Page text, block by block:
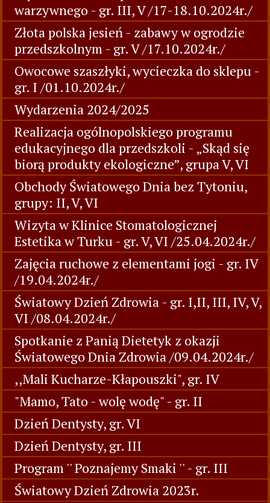
warzywnego - gr. III, V /17-18.10.2024r./
Złota polska jesień - zabawy w ogrodzie
przedszkolnym - gr. V /17.10.2024r./
Owocowe szaszłyki, wycieczka do sklepu -
gr. I /01.10.2024r./
Wydarzenia 2024/2025
Realizacja ogólnopolskiego programu
edukacyjnego dla przedszkoli - „Skąd się
biorą produkty ekologiczne”, grupa V, VI
Obchody Światowego Dnia bez Tytoniu,
grupy: II, V, VI
Wizyta w Klinice Stomatologicznej
Estetika w Turku - gr. V, VI /25.04.2024r./
Zajęcia ruchowe z elementami jogi - gr. IV
/19.04.2024r./
Światowy Dzień Zdrowia - gr. I,II, III, IV, V,
VI /08.04.2024r./
Spotkanie z Panią Dietetyk z okazji
Światowego Dnia Zdrowia /09.04.2024r./
,,Mali Kucharze-Kłapouszki", gr. IV
"Mamo, Tato - wolę wodę" - gr. II
Dzień Dentysty, gr. VI
Dzień Dentysty, gr. III
Program '' Poznajemy Smaki '' - gr. III
Światowy Dzień Zdrowia 2023r.